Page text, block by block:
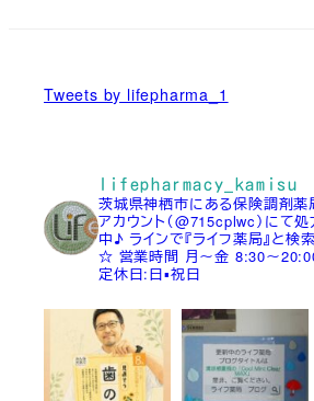
Tweets by lifepharma_1
lifepharmacy_kamisu
茨城県神栖市にある保険調剤薬
アカウント（@715cplwc）にて
中♪ ラインで『ライフ薬局』と検
☆ 営業時間 月～金 8:30～
定休日:日▪祝日